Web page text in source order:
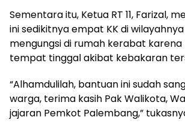
Sementara itu, Ketua RT 11, Farizal,
ini sedikitnya empat KK di
mengungsi di rumah kerabat karena
tempat tinggal akibat kebakaran
“Alhamdulilah, bantuan ini sudah
warga, terima kasih Pak Walikota,
jajaran Pemkot Palembang,”